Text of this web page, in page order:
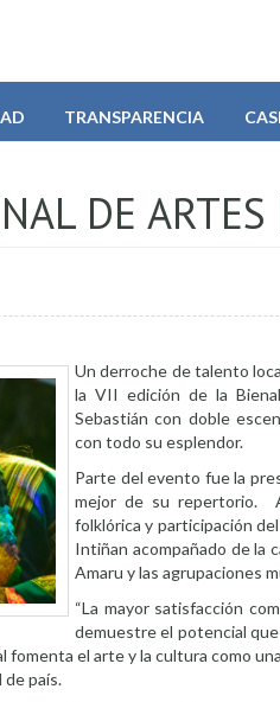
TRANSPARENCIA
DE
Un derroche de talento
la VII edición de la
Sebastián con doble
con todo su esplendor.
Parte del evento fue la
mejor de su repertorio.
folklórica y participación
Intiñan acompañado de la
Amaru y las agrupaciones
“La mayor satisfacción
demuestre el potencial
el arte y la cultura como
de país.